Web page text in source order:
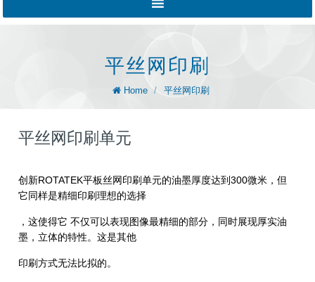
平丝网印刷
Home / 平丝网印刷
平丝网印刷单元
创新ROTATEK平板丝网印刷单元的油墨厚度达到300微米，但
它同样是精细印刷理想的选择
，这使得它 不仅可以表现图像最精细的部分，同时展现厚实油
墨，立体的特性。这是其他
印刷方式无法比拟的。